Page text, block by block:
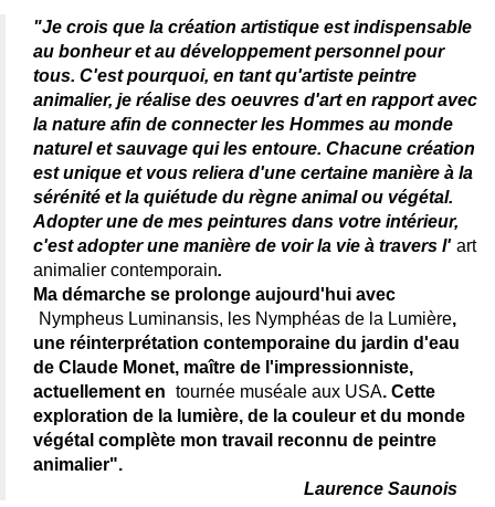
"Je crois que la création artistique est indispensable
au bonheur et au développement personnel pour
tous. C'est pourquoi, en tant qu'artiste peintre
animalier, je réalise des oeuvres d'art en rapport avec
la nature afin de connecter les Hommes au monde
naturel et sauvage qui les entoure. Chacune création
est unique et vous reliera d'une certaine manière à la
sérénité et la quiétude du règne animal ou végétal.
Adopter une de mes peintures dans votre intérieur,
c'est adopter une manière de voir la vie à travers l' art
animalier contemporain.
Ma démarche se prolonge aujourd'hui avec
Nympheus Luminansis, les Nymphéas de la Lumière,
une réinterprétation contemporaine du jardin d'eau
de Claude Monet, maître de l'impressionniste,
actuellement en tournée muséale aux USA. Cette
exploration de la lumière, de la couleur et du monde
végétal complète mon travail reconnu de peintre
animalier".
Laurence Saunois